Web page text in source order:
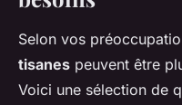
Selon vos
tisanes peuvent être
Voici une sélection de